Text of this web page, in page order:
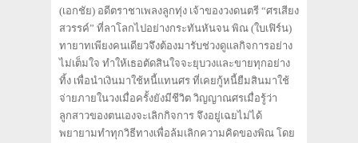
(เอกชัย) อดีตราชาเพลงลูกทุ่ง เจ้าของวงดนตรี “ศรเสียง
สวรรค์” ที่ลาโลกไปอย่างกระทันหันจน พิณ (ใบเฟิร์น)
ทายาทเพียงคนเดียวจึงต้องมารับช่วงดูแลกิจการอย่าง
ไม่เต็มใจ ทำให้เธอตัดสินใจจะยุบวงและขายทุกอย่าง
ทิ้ง เพื่อนำเงินมาใช้หนี้แทนศร ที่เคยกู้หนี้ยืมสินมาใช้
จ่ายภายในวงเมื่อครั้งยังมีชีวิต วิญญาณศรเมื่อรู้ว่า
ลูกสาวของตนเองจะเลิกกิจการ จึงอยู่เฉยไม่ได้
พยายามทำทุกวิธีทางเพื่อล้มเลิกความคิดของพิณ โดย